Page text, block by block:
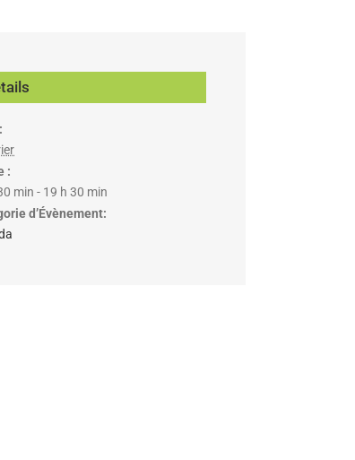
:
min - 19 h 30 min
d’Évènement: